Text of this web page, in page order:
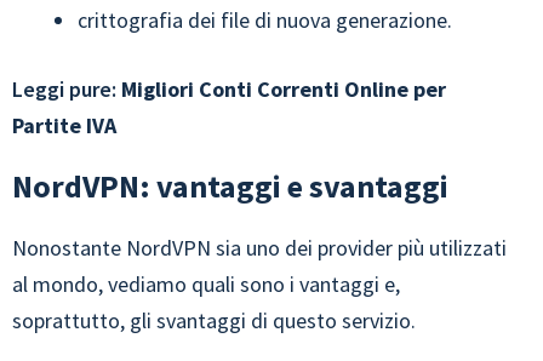
crittografia dei file di nuova generazione.
Leggi pure: Migliori Conti Correnti Online per
Partite IVA
NordVPN: vantaggi e svantaggi
Nonostante NordVPN sia uno dei provider più utilizzati
al mondo, vediamo quali sono i vantaggi e,
soprattutto, gli svantaggi di questo servizio.